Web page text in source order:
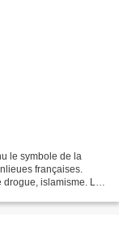
le symbole de la
françaises.
drogue, islamisme. Le